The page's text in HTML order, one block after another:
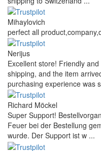
Mihaylovich
perfect all
Nerijus
Excellent store! Friendly
shipping, and the item
purchasing experience was
Richard Möckel
Super Support!
Feuer bei der Bestellung
wurde. Der Support ist w ...